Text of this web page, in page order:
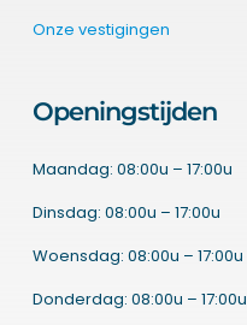
Onze vestigingen
Openingstijden
Maandag: 08:00u – 17:00u
Dinsdag: 08:00u – 17:00u
Woensdag: 08:00u – 17:00u
Donderdag: 08:00u – 17:00u